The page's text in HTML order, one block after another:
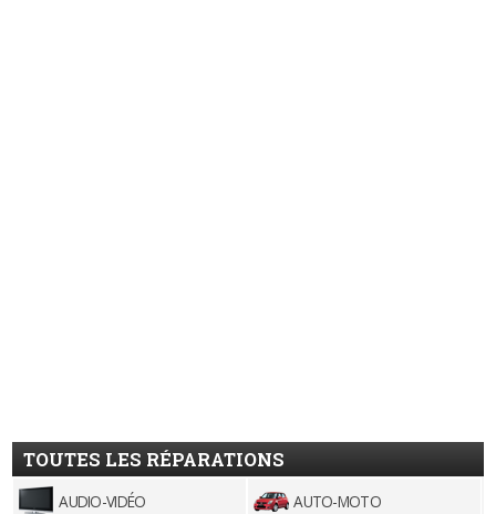
TOUTES LES RÉPARATIONS
AUDIO-VIDÉO AUTO-MOTO